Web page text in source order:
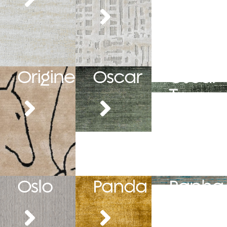
Origine Oscar
T
Oslo Panda
Rapha